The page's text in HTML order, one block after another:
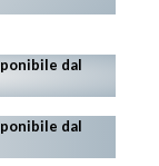
dal
dal